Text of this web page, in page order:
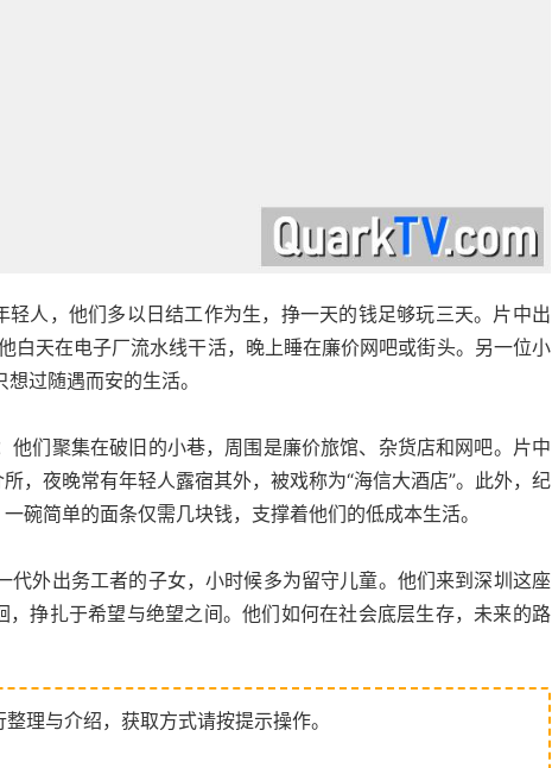
轻人，他们多以日结工作为生，挣一天的钱足够玩三天。片中出
白天在电子厂流水线干活，晚上睡在廉价网吧或街头。另一位小
过随遇而安的生活。
他们聚集在破旧的小巷，周围是廉价旅馆、杂货店和网吧。片中
，夜晚常有年轻人露宿其外，被戏称为“海信大酒店”。此外，纪
碗简单的面条仅需几块钱，支撑着他们的低成本生活。
代外出务工者的子女，小时候多为留守儿童。他们来到深圳这座
，挣扎于希望与绝望之间。他们如何在社会底层生存，未来的路
理与介绍，获取方式请按提示操作。